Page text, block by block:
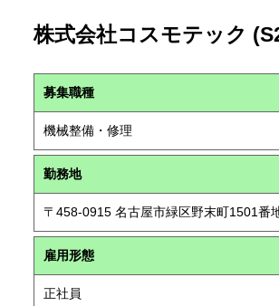
株式会社コスモテック
募集職種
機械整備・修理
勤務地
〒458-0915 名古屋市緑区野末町1501番
雇用形態
正社員